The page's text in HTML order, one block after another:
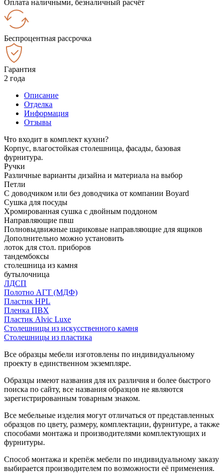
Оплата наличными, безналичный расчёт
Беспроцентная рассрочка
Гарантия
2 года
Описание
Отделка
Информация
Отзывы
Что входит в комплект кухни?
Корпус, влагостойкая столешница, фасады, базовая
фурнитура.
Ручки
Различные варианты дизайна и материала на выбор
Петли
С доводчиком или без доводчика от компании Boyard
Сушка для посуды
Хромированная сушка с двойным поддоном
Направляющие пвш
Полновыдвижные шариковые направляющие для ящиков
Дополнительно можно установить
лоток для стол. приборов
тандембоксы
столешница из камня
бутылочница
ЛДСП
Полотно АГТ (МДФ)
Пластик HPL
Пленка ПВХ
Пластик Alvic Luxe
Столешницы из искусственного камня
Столешницы из пластика
Все образцы мебели изготовлены по индивидуальному
проекту в единственном экземпляре.
Образцы имеют названия для их различия и более быстрого
поиска по сайту, все названия образцов не являются
зарегистрированным товарным знаком.
Все мебельные изделия могут отличаться от представленных
образцов по цвету, размеру, комплектации, фурнитуре, а также
способами монтажа и производителями комплектующих и
фурнитуры.
Способ монтажа и крепёж мебели по индивидуальному заказу
выбирается производителем по возможности её применения.